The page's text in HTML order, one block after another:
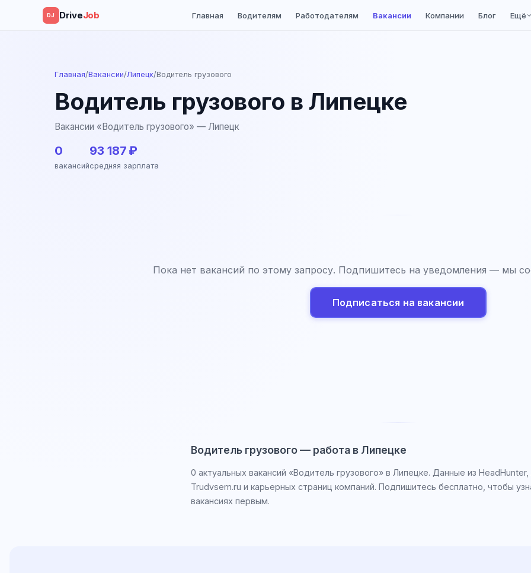
DJ DriveJob Главная Водителям Работодателям Вакансии Компании Блог Ещё
Главная/Вакансии/Липецк/Водитель грузового
Водитель грузового в Липецке
Вакансии «Водитель грузового» — Липецк
0
вакансий
93 187 ₽
средняя зарплата
Пока нет вакансий по этому запросу. Подпишитесь на уведомления — мы
Подписаться на вакансии
Водитель грузового — работа в Липецке
0 актуальных вакансий «Водитель грузового» в Липецке. Данные из HeadHunter,
Trudvsem.ru и карьерных страниц компаний. Подпишитесь бесплатно, чтобы
вакансиях первым.